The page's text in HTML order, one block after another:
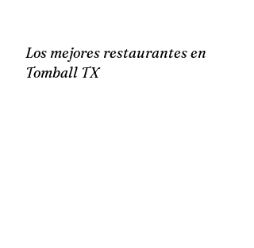
Los mejores restaurantes en
Tomball TX